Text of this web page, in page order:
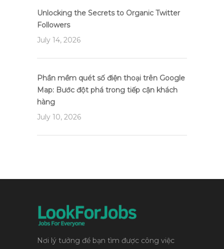
Unlocking the Secrets to Organic Twitter
Followers
July 14, 2026
Phần mềm quét số điện thoại trên Google
Map: Bước đột phá trong tiếp cận khách
hàng
July 10, 2026
Nơi lý tưởng để bạn tìm được công việc